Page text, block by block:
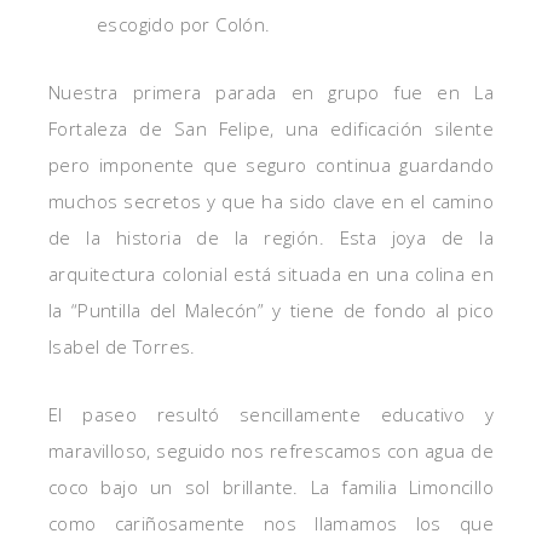
escogido por Colón.
Nuestra primera parada en grupo fue en La
Fortaleza de San Felipe, una edificación silente
pero imponente que seguro continua guardando
muchos secretos y que ha sido clave en el camino
de la historia de la región. Esta joya de la
arquitectura colonial está situada en una colina en
la “Puntilla del Malecón” y tiene de fondo al pico
Isabel de Torres.
El paseo resultó sencillamente educativo y
maravilloso, seguido nos refrescamos con agua de
coco bajo un sol brillante. La familia Limoncillo
como cariñosamente nos llamamos los que